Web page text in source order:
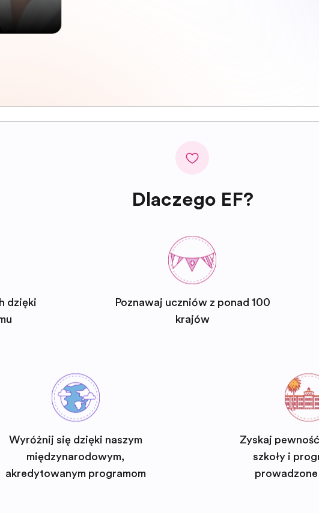
Dlaczego EF?
dzięki
Poznawaj uczniów z ponad 100
krajów
Wyróżnij się dzięki naszym
międzynarodowym,
akredytowanym programom
Zyskaj
szkoły i
prowadzone